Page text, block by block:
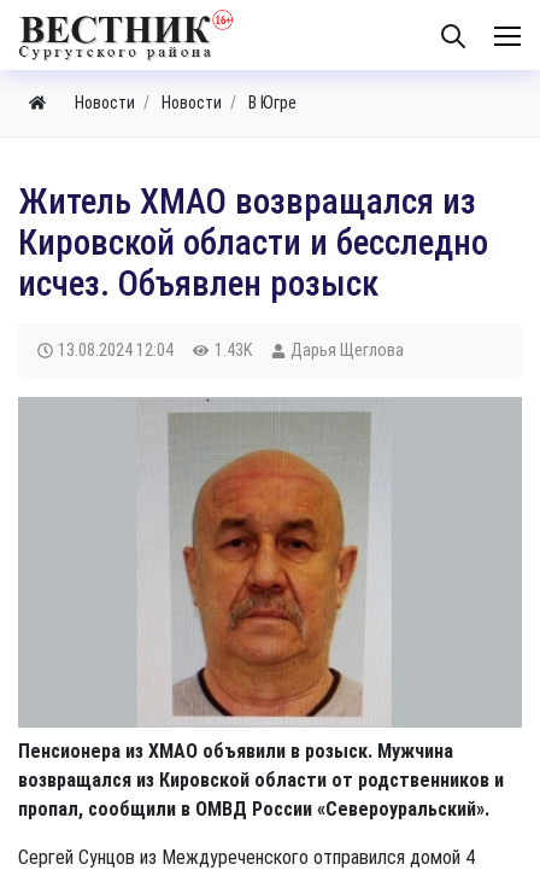
Новости Новости В Югре
Житель ХМАО возвращался из
Кировской области и бесследно
исчез. Объявлен розыск
13.08.2024 12:04 1.43K Дарья Щеглова
Пенсионера из ХМАО объявили в розыск. Мужчина
возвращался из Кировской области от родственников и
пропал, сообщили в ОМВД России «Североуральский».
Сергей Сунцов из Междуреченского отправился домой 4